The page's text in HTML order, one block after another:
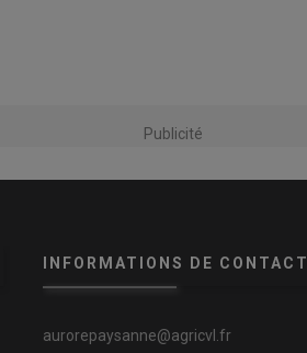
Publicité
INFORMATIONS DE CONTACT
aurorepaysanne@agricvl.fr